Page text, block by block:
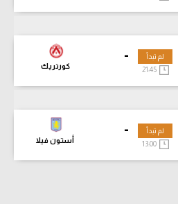
-
كورتريك
لم تبدأ
21:45
-
أستون فيلا
لم تبدأ
13:00